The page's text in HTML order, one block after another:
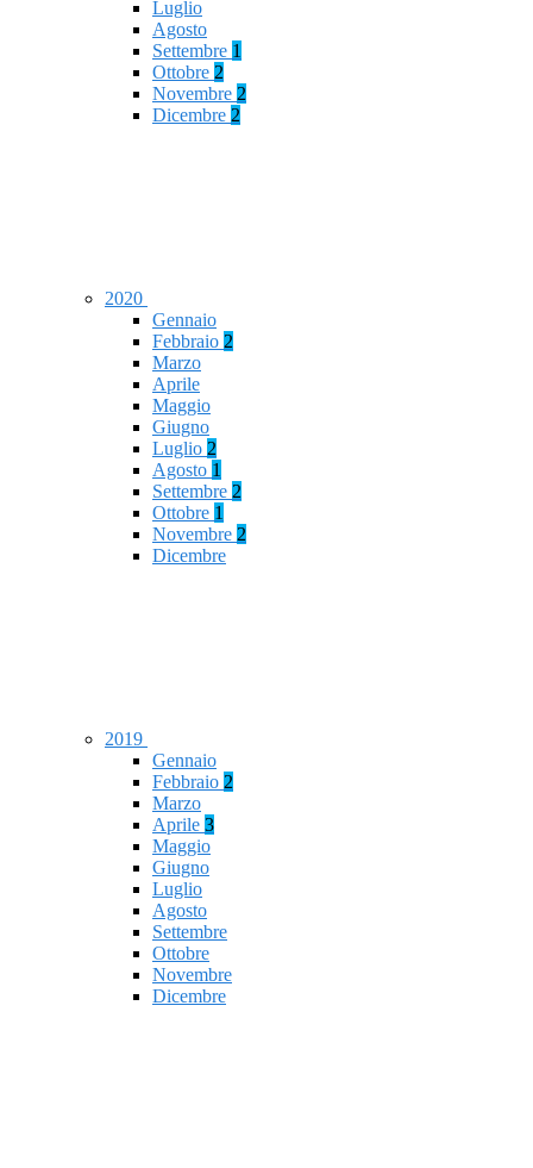
Luglio
Agosto
Settembre 1
Ottobre 2
Novembre 2
Dicembre 2
2020
Gennaio
Febbraio 2
Marzo
Aprile
Maggio
Giugno
Luglio 2
Agosto 1
Settembre 2
Ottobre 1
Novembre 2
Dicembre
2019
Gennaio
Febbraio 2
Marzo
Aprile 3
Maggio
Giugno
Luglio
Agosto
Settembre
Ottobre
Novembre
Dicembre